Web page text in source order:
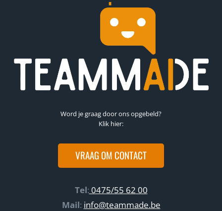
Word je graag door ons opgebeld?
Klik hier:
VRAAG OM CONTACT
Tel: 0475/55 62 00
Mail: info@teammade.be